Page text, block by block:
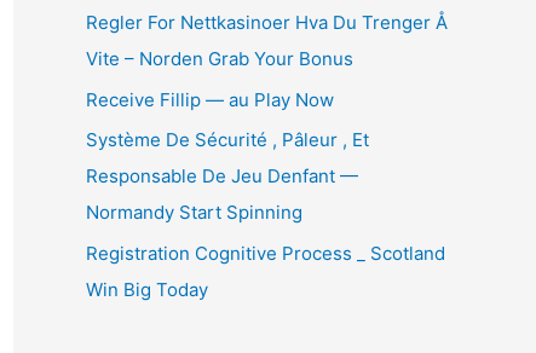
o
r
:
Regler For Nettkasinoer Hva Du Trenger Å
Vite – Norden Grab Your Bonus
Receive Fillip — au Play Now
Système De Sécurité , Pâleur , Et
Responsable De Jeu Denfant —
Normandy Start Spinning
Registration Cognitive Process _ Scotland
Win Big Today